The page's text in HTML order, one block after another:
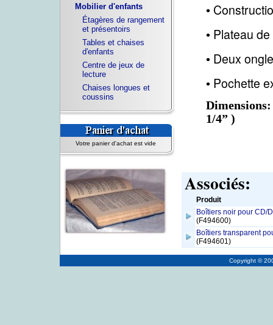
Mobilier d'enfants
Étagères de rangement
et présentoirs
Tables et chaises
d'enfants
Centre de jeux de
lecture
Chaises longues et
coussins
Votre panier d'achat est vide
•
• Plateau
• Deux
• Pochette
1/4” )
Associés:
Produit
Boîtiers noir pour CD/
(F494600)
Boîtiers transparent
(F494601)
Copyright ©